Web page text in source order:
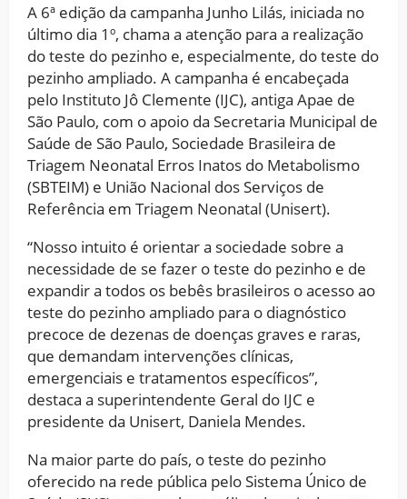
A 6ª edição da campanha Junho Lilás, iniciada no
último dia 1º, chama a atenção para a realização
do teste do pezinho e, especialmente, do teste do
pezinho ampliado. A campanha é encabeçada
pelo Instituto Jô Clemente (IJC), antiga Apae de
São Paulo, com o apoio da Secretaria Municipal de
Saúde de São Paulo, Sociedade Brasileira de
Triagem Neonatal Erros Inatos do Metabolismo
(SBTEIM) e União Nacional dos Serviços de
Referência em Triagem Neonatal (Unisert).
“Nosso intuito é orientar a sociedade sobre a
necessidade de se fazer o teste do pezinho e de
expandir a todos os bebês brasileiros o acesso ao
teste do pezinho ampliado para o diagnóstico
precoce de dezenas de doenças graves e raras,
que demandam intervenções clínicas,
emergenciais e tratamentos específicos”,
destaca a superintendente Geral do IJC e
presidente da Unisert, Daniela Mendes.
Na maior parte do país, o teste do pezinho
oferecido na rede pública pelo Sistema Único de